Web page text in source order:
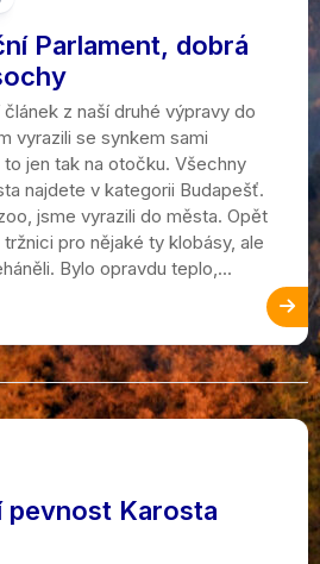
Parlament, dobrá
z naší druhé výpravy do
vyrazili se synkem sami
jen tak na otočku. Všechny
najdete v kategorii Budapešť.
jsme vyrazili do města. Opět
pro nějaké ty klobásy, ale
Bylo opravdu teplo,...
pevnost Karosta